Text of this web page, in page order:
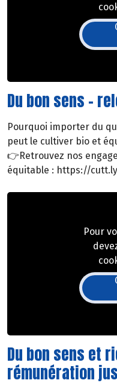
Du bon sens -
Pourquoi importer du
peut le cultiver bio et
👉Retrouvez nos
équitable : https://
Pour
Du bon sens et
rémunération